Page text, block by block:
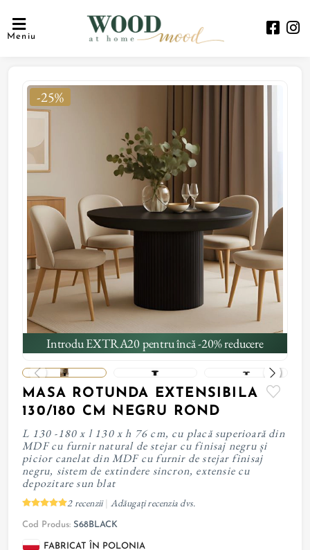
Meniu
-25%
Introdu EXTRA20 pentru încă -20% reducere
MASA ROTUNDA EXTENSIBILA
130/180 CM NEGRU ROND
L 130 -180 x l 130 x h 76 cm, cu placă superioară din
MDF cu furnir natural de stejar cu finisaj negru și
picior canelat din MDF cu furnir de stejar finisaj
negru, sistem de extindere sincron, extensie cu
depozitare sun blat
2 recenzii Adăugați recenzia dvs.
Cod Produs: S68BLACK
FABRICAT ÎN POLONIA